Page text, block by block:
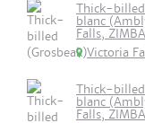
Thick-billed
blanc
Falls,
Victoria
Thick-billed
blanc
Falls,